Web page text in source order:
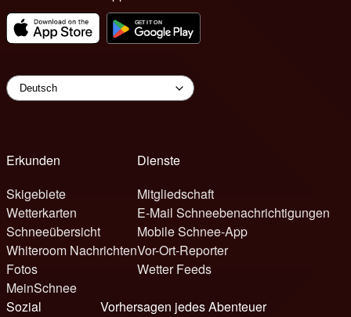
Erkunden
Skigebiete
Wetterkarten
Schneeübersicht
Whiteroom Nachrichten
Fotos
MeinSchnee
Dienste
Mitgliedschaft
E-Mail Schneebenachrichtigungen
Mobile Schnee-App
Vor-Ort-Reporter
Wetter Feeds
Sozial
Vorhersagen jedes Abenteuer